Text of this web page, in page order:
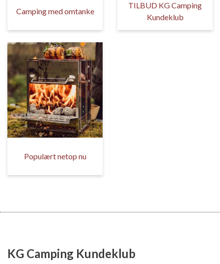
Camping med omtanke
TILBUD KG Camping
Kundeklub
Populært netop nu
KG Camping Kundeklub